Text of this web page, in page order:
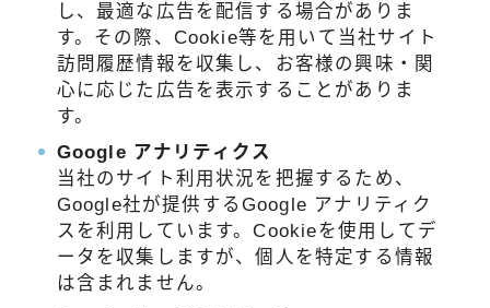
し、最適な広告を配信する場合がありま
す。その際、Cookie等を用いて当社サイト
訪問履歴情報を収集し、お客様の興味・関
心に応じた広告を表示することがありま
す。
Google アナリティクス
当社のサイト利用状況を把握するため、
Google社が提供するGoogle アナリティク
スを利用しています。Cookieを使用してデ
ータを収集しますが、個人を特定する情報
は含まれません。